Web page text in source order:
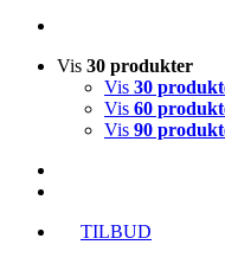
Vis 30 produkter
Vis 30
Vis 60
Vis 90
TILBUD